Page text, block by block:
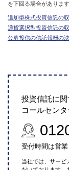
を下回る場合がありま
追加型株式投資信託の
通貨選択型投資信託の
公募投信の信託報酬の
投資信託に
コールセン
受付時間は営
当社では、サービ